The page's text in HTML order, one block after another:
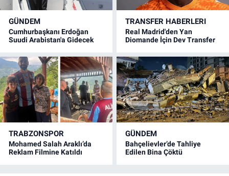
GÜNDEM
Cumhurbaşkanı Erdoğan
Suudi Arabistan'a Gidecek
TRANSFER HABERLERI
Real Madrid'den Yan
Diomande İçin Dev Transfer
TRABZONSPOR
Mohamed Salah Araklı’da
Reklam Filmine Katıldı
GÜNDEM
Bahçelievler’de Tahliye
Edilen Bina Çöktü